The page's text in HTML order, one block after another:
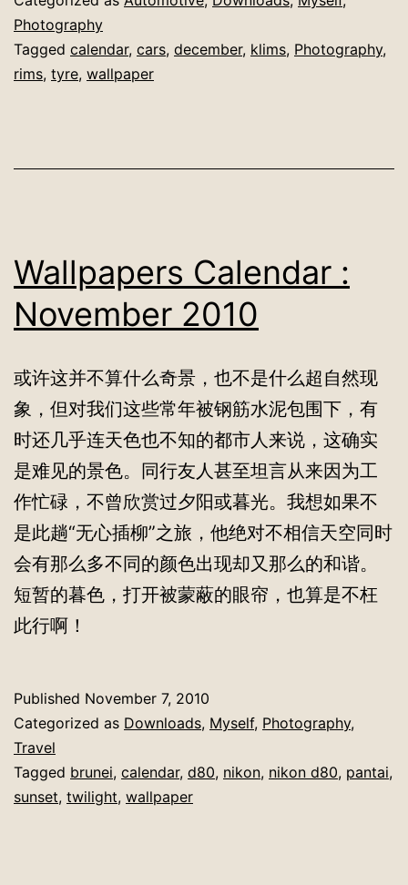
Photography
Tagged calendar, cars, december, klims, Photography,
rims, tyre, wallpaper
Wallpapers Calendar :
November 2010
或许这并不算什么奇景，也不是什么超自然现
象，但对我们这些常年被钢筋水泥包围下，有
时还几乎连天色也不知的都市人来说，这确实
是难见的景色。同行友人甚至坦言从来因为工
作忙碌，不曾欣赏过夕阳或暮光。我想如果不
是此趟“无心插柳”之旅，他绝对不相信天空同时
会有那么多不同的颜色出现却又那么的和谐。
短暂的暮色，打开被蒙蔽的眼帘，也算是不枉
此行啊！
Published November 7, 2010
Categorized as Downloads, Myself, Photography,
Travel
Tagged brunei, calendar, d80, nikon, nikon d80, pantai,
sunset, twilight, wallpaper